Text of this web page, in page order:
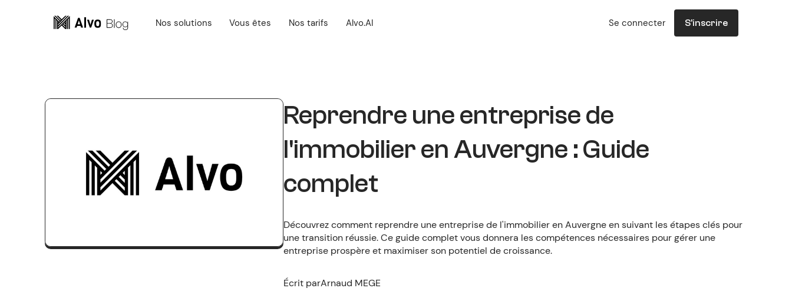
Nos solutions Vous êtes Nos tarifs Alvo.AI Se connecter S'inscrire
Reprendre une entreprise de
l'immobilier en Auvergne : Guide
complet
Découvrez comment reprendre une entreprise de l'immobilier en Auvergne en suivant les étapes clés pour
une transition réussie. Ce guide complet vous donnera les compétences nécessaires pour gérer une
entreprise prospère et maximiser son potentiel de croissance.
Écrit parArnaud MEGE